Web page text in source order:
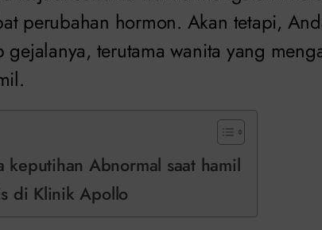
perubahan hormon. Akan tetapi,
gejalanya, terutama wanita yang
keputihan Abnormal saat hamil
di Klinik Apollo